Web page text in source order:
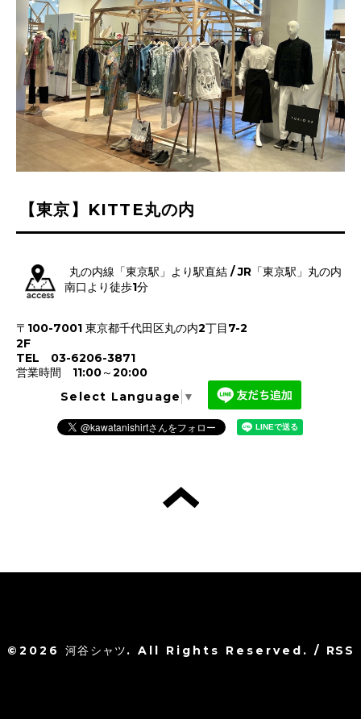
【東京】KITTE丸の内
丸の内線「東京駅」より駅直結 / JR「東京駅」丸の内
南口より徒歩1分
〒100-7001 東京都千代田区丸の内2丁目7-2
2F
TEL 03-6206-3871
営業時間 11:00～20:00
Select Language ▼
©2026河谷シャツ. All Rights Reserved. / RSS